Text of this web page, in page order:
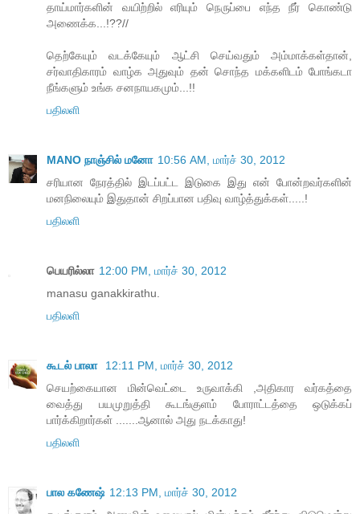
தாய்மார்களின் வயிற்றில் எரியும் நெருப்பை எந்த நீர் கொண்டு
அணைக்க...!??//
தெற்கேயும் வடக்கேயும் ஆட்சி செய்வதும் அம்மாக்கள்தான்,
சர்வாதிகாரம் வாழ்க அதுவும் தன் சொந்த மக்களிடம் போங்கடா
நீங்களும் உங்க சனநாயகமும்...!!
பதிலளி
MANO நாஞ்சில் மனோ 10:56 AM, மார்ச் 30, 2012
சரியான நேரத்தில் இடப்பட்ட இடுகை இது என் போன்றவர்களின்
மனநிலையும் இதுதான் சிறப்பான பதிவு வாழ்த்துக்கள்.....!
பதிலளி
பெயரில்லா 12:00 PM, மார்ச் 30, 2012
manasu ganakkirathu.
பதிலளி
கூடல் பாலா
12:11 PM, மார்ச் 30, 2012
செயற்கையான மின்வெட்டை உருவாக்கி ,அதிகார வர்கத்தை
வைத்து பயமுறுத்தி கூடங்குளம் போராட்டத்தை ஒடுக்கப்
பார்க்கிறார்கள் .......ஆனால் அது நடக்காது!
பதிலளி
பால கணேஷ் 12:13 PM, மார்ச் 30, 2012